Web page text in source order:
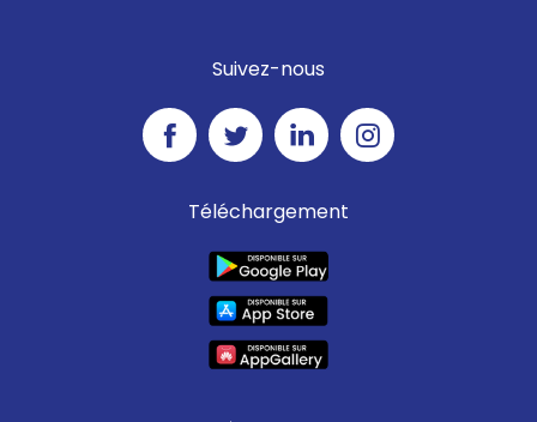
Suivez-nous
Téléchargement